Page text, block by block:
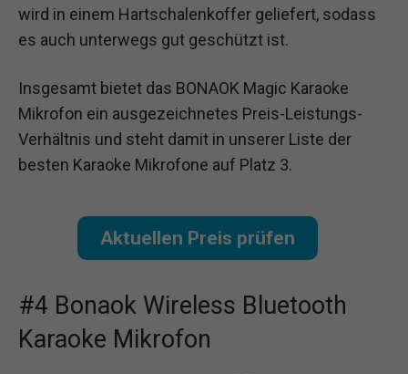
wird in einem Hartschalenkoffer geliefert, sodass
es auch unterwegs gut geschützt ist.
Insgesamt bietet das BONAOK Magic Karaoke
Mikrofon ein ausgezeichnetes Preis-Leistungs-
Verhältnis und steht damit in unserer Liste der
besten Karaoke Mikrofone auf Platz 3.
Aktuellen Preis prüfen
#4 Bonaok Wireless Bluetooth
Karaoke Mikrofon